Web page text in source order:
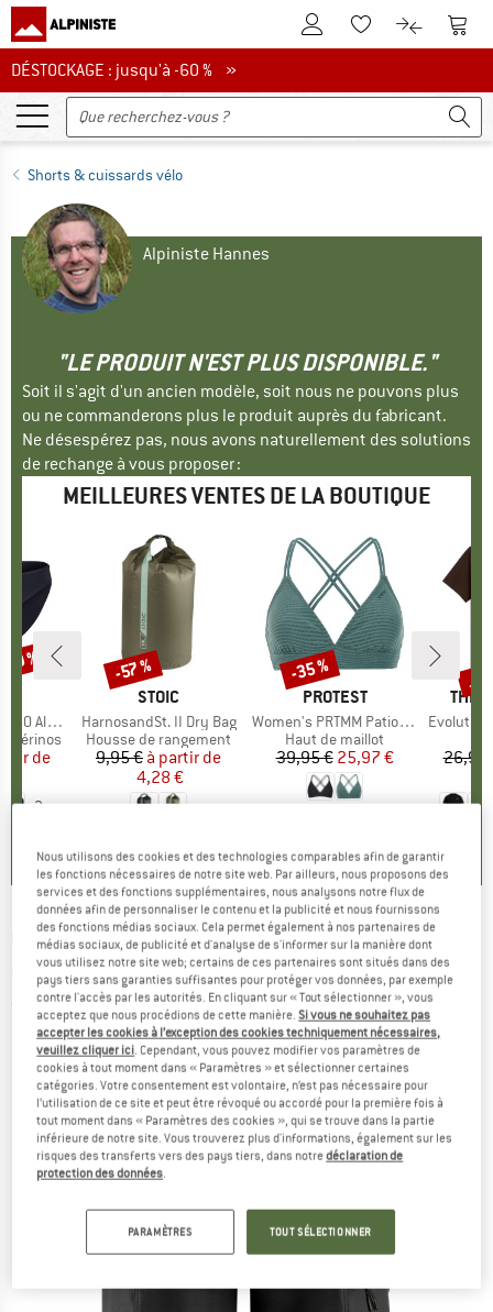
Vers le compte client
Vers la liste
Vers le
DÉSTOCKAGE : jusqu'à -60 %
DÉSTOCKAGE : jusqu'à -60 % »
Shorts & cuissards vélo
Alpiniste Hannes
"LE PRODUIT N'EST PLUS DISPONIBLE."
Soit il s'agit d'un ancien modèle, soit nous ne pouvons plus
ou ne commanderons plus le produit auprès du fabricant.
Ne désespérez pas, nous avons naturellement des solutions
de rechange à vous proposer :
MEILLEURES VENTES DE LA BOUTIQUE
Brief
mérinos
réduit
de
3
%
MARQUE
STOIC
Article
HarnosandSt. II Dry Bag
Product group
Housse de rangement
Prix
9,95 € Prix réduit
à partir de
4,28 €
Remise
-57 %
MARQUE
PROTEST
Article
Women's PRTMM Patio Triangle
Product group
Haut de maillot
Prix
39,95 € Prix réduit
25,97 €
Remise
-35 %
THE
Article
Evolution
26,95
CRAFT -Core Offroad XT Shorts - Pantalon de
cyclisme
(0)
Nous utilisons des cookies et des technologies comparables afin de garantir
les fonctions nécessaires de notre site web. Par ailleurs, nous proposons des
services et des fonctions supplémentaires, nous analysons notre flux de
données afin de personnaliser le contenu et la publicité et nous fournissons
des fonctions médias sociaux. Cela permet également à nos partenaires de
médias sociaux, de publicité et d'analyse de s'informer sur la manière dont
vous utilisez notre site web; certains de ces partenaires sont situés dans des
pays tiers sans garanties suffisantes pour protéger vos données, par exemple
contre l'accès par les autorités. En cliquant sur « Tout sélectionner », vous
acceptez que nous procédions de cette manière.Si vous ne souhaitez pas
accepter les cookies à l’exception des cookies techniquement nécessaires,
veuillez cliquer ici. Cependant, vous pouvez modifier vos paramètres de
cookies à tout moment dans « Paramètres » et sélectionner certaines
catégories. Votre consentement est volontaire, n’est pas nécessaire pour
l’utilisation de ce site et peut être révoqué ou accordé pour la première fois à
tout moment dans « Paramètres des cookies », qui se trouve dans la partie
inférieure de notre site. Vous trouverez plus d'informations, également sur les
risques des transferts vers des pays tiers, dans notredéclaration de
protection des données.
PARAMÈTRES TOUT SÉLECTIONNER